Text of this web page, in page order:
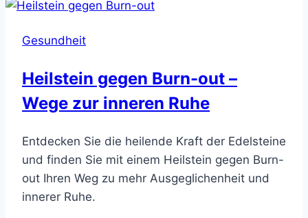
Entdecken
Gesundheit
Heilstein gegen Burn-out –
Wege zur inneren Ruhe
Entdecken Sie die heilende Kraft der Edelsteine
und finden Sie mit einem Heilstein gegen Burn-
out Ihren Weg zu mehr Ausgeglichenheit und
innerer Ruhe.